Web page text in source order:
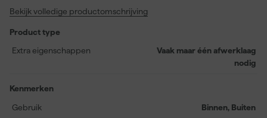
zuigende minerale ondergronden zoals cement, gipsplaat of
waterverdunbaar, oplosmiddelvrij en reukarm, wat prettig werkt
in gesloten ruimtes. Binnen een uur is het oppervlak stofdroog en
gedaan zodat je makkelijk kunt zien waar je bent gebleven. Bij de
Bekijk volledige productomschrijving
Product type
Extra eigenschappen
Vaak maar één afwerklaag
nodig
Kenmerken
Gebruik
Binnen, Buiten